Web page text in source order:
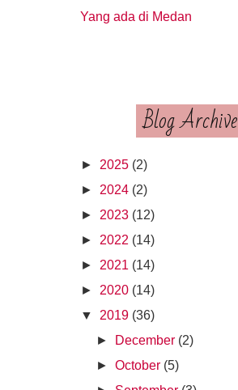
Yang ada di Medan
Blog Archive
► 2025 (2)
► 2024 (2)
► 2023 (12)
► 2022 (14)
► 2021 (14)
► 2020 (14)
▼
2019 (36)
►
December (2)
►October (5)